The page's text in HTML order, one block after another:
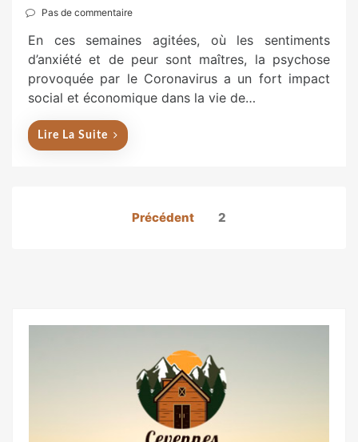
t
e
d
o
Pas de commentaire
En ces semaines agitées, où les sentiments
d’anxiété et de peur sont maîtres, la psychose
provoquée par le Coronavirus a un fort impact
social et économique dans la vie de…
Lire La Suite
Précédent 2